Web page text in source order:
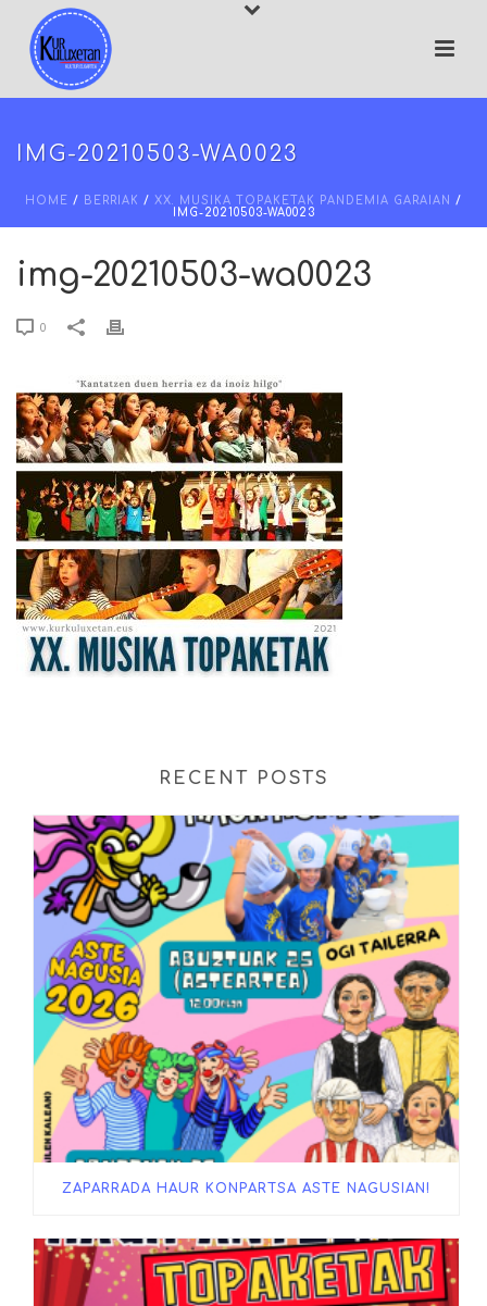
IMG-20210503-WA0023
HOME / BERRIAK / XX. MUSIKA TOPAKETAK PANDEMIA GARAIAN
/
IMG-20210503-WA0023
img-20210503-wa0023
0
RECENT POSTS
ZAPARRADA HAUR KONPARTSA ASTE NAGUSIAN!